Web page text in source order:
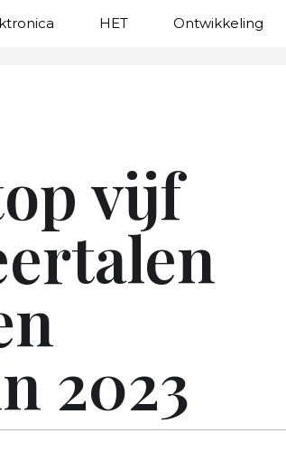
HET Ontwikkeling
vijf
2023